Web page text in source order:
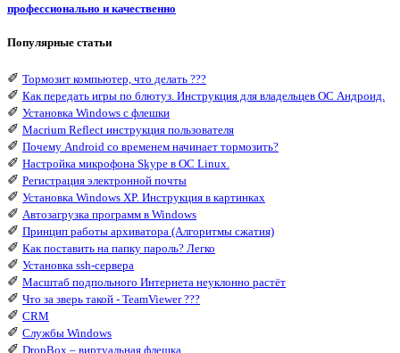
профессионально и качественно
Популярные статьи
✐ Тормозит компьютер, что делать ???
✐ Как передать игры по блютуз. Инструкция для владельцев ОС Андроид.
✐ Установка Windows с флешки
✐ Macrium Reflect инструкция пользователя
✐ Почему Android со временем начинает тормозить?
✐ Настройка микрофона Skype в ОС Linux.
✐ Регистрация электронной почты
✐ Установка Windows XP. Инструкция в картинках
✐ Автозагрузка программ в Windows
✐ Принцип работы архиватора (Алгоритмы сжатия)
✐ Как поставить на папку пароль? Легко
✐ Установка ssh-сервера
✐ Масштаб подпольного Интернета неуклонно растёт
✐ Что за зверь такой - TeamViewer ???
✐ CRM
✐ Службы Windows
✐ DropBox – виртуальная флешка